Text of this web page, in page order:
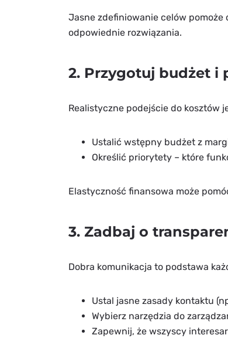
Jasne zdefiniowanie celów pomoże
odpowiednie rozwiązania.
2. Przygotuj budżet i
Realistyczne podejście do kosztów
Ustalić wstępny budżet z
Określić priorytety – które
Elastyczność finansowa może
3. Zadbaj o
Dobra komunikacja to podstawa
Ustal jasne zasady kontaktu
Wybierz narzędzia do
Zapewnij, że wszyscy